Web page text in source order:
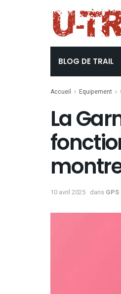
BLOG DE TRAIL
Accueil Equipement
La
10 avril 2025 dans GPS